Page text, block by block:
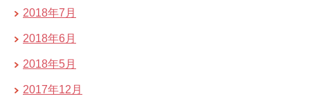
2018年7月
2018年6月
2018年5月
2017年12月